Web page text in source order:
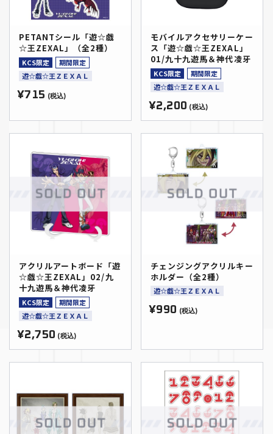
PETANTシール「遊☆戯
☆王ZEXAL」（全2種）
KCS限定
期間限定
遊☆戯☆王ＺＥＸＡＬ
¥715 (税込)
モバイルアクセサリーケー
ス「遊☆戯☆王ZEXAL」
01/九十九遊馬＆神代凌牙
KCS限定
期間限定
遊☆戯☆王ＺＥＸＡＬ
¥2,200 (税込)
アクリルアートボード「遊
☆戯☆王ZEXAL」02/九
十九遊馬＆神代凌牙
KCS限定
期間限定
遊☆戯☆王ＺＥＸＡＬ
¥2,750 (税込)
チェンジングアクリルキー
ホルダー（全2種）
遊☆戯☆王ＺＥＸＡＬ
¥990 (税込)